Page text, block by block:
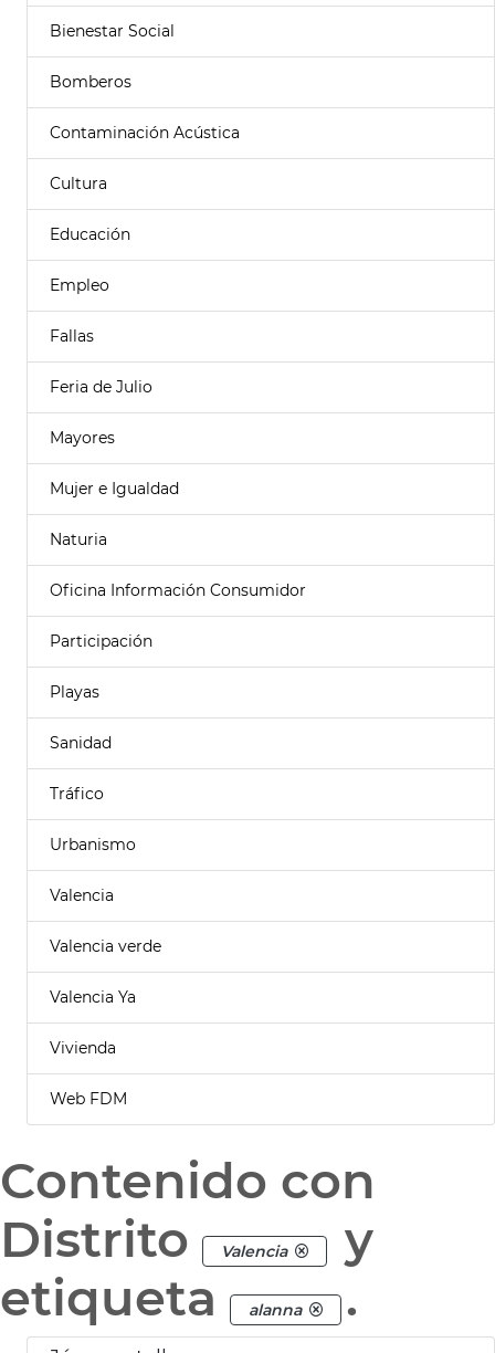
Bienestar Social
Bomberos
Contaminación Acústica
Cultura
Educación
Empleo
Fallas
Feria de Julio
Mayores
Mujer e Igualdad
Naturia
Oficina Información Consumidor
Participación
Playas
Sanidad
Tráfico
Urbanismo
Valencia
Valencia verde
Valencia Ya
Vivienda
Web FDM
Contenido con
Distrito
Valencia
y
etiqueta
alanna .